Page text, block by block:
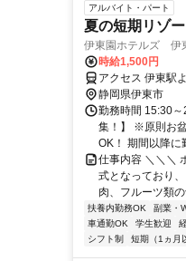
アルバイト・パート
夏の短期リゾ
伊東園ホテルズ 伊
時給1,500円
アクセス 伊東駅
静岡県伊東市
勤務時間 15:30
集！】 ※原則お
OK！ 期間以降に
仕事内容 ＼＼＼
式となっており
肉、フルーツ類
扶養内勤務OK 副業・
車通勤OK
学生歓迎
シフト制
短期（1ヵ月